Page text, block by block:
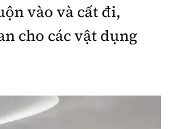
vào và cất đi,
cho các vật dụng